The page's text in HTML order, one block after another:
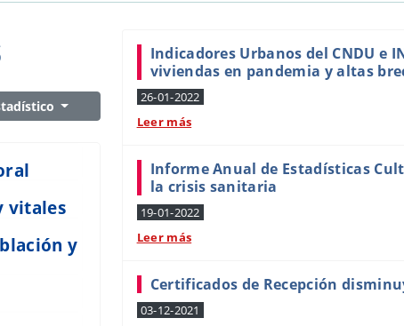
vitales
y
Indicadores Urbanos del CNDU e
viviendas en pandemia y altas
26-01-2022
Leer más
Informe Anual de Estadísticas
la crisis sanitaria
19-01-2022
Leer más
Certificados de Recepción
03-12-2021